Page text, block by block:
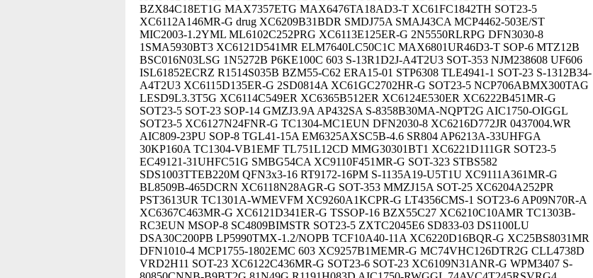
BZX84C18ET1G MAX7357ETG MAX6476TA18AD3-T XC61FC1842TH SOT23-5
XC6112A146MR-G drug XC6209B31BDR SMDJ75A SMAJ43CA MCP4462-503E/ST
MIC2003-1.2YML ML6102C252PRG XC6113E125ER-G 2N5550RLRPG DFN3030-8
1SMA5930BT3 XC6121D541MR ELM7640LC50C1C MAX6801UR46D3-T SOP-6 MTZ12B
BSC016N03LSG 1N5272B P6KE100C 603 S-13R1D2J-A4T2U3 SOT-353 NJM238608 UF606
ISL61852ECRZ R1514S035B BZM55-C62 ERA15-01 STP6308 TLE4941-1 SOT-23 S-1312B34-
A4T2U3 XC6115D135ER-G 2SD0814A XC61GC2702HR-G SOT23-5 NCP706ABMX300TAG
LESD9L3.3T5G XC6114C549ER XC6365B512ER XC6124E530ER XC6222B451MR-G
SOT23-5 SOT-23 SOP-14 GMZJ3.9A AP432SA S-8358B30MA-NQPT2G AIC1750-OIGGL
SOT23-5 XC6127N24FNR-G TC1304-MC1EUN DFN2030-8 XC6216D772JR 0437004.WR
AIC809-23PU SOP-8 TGL41-15A EM6325AXSC5B-4.6 SR804 AP6213A-33UHFGA
30KP160A TC1304-VB1EMF TL751L12CD MMG30301BT1 XC6221D111GR SOT23-5
EC49121-31UHFC51G SMBG54CA XC9110F451MR-G SOT-323 STBS582
SDS1003TTEB220M QFN3x3-16 RT9172-16PM S-1135A19-U5T1U XC9111A361MR-G
BL8509B-465DCRN XC6118N28AGR-G SOT-353 MMZJ15A SOT-25 XC6204A252PR
PST3613UR TC1301A-WMEVFM XC9260A1KCPR-G LT4356CMS-1 SOT23-6 AP09N70R-A
XC6367C463MR-G XC6121D341ER-G TSSOP-16 BZX55C27 XC6210C10AMR TC1303B-
RC3EUN MSOP-8 SC4809BIMSTR SOT23-5 ZXTC2045E6 SD833-03 DS1100LU
DSA30C200PB LP5990TMX-1.2/NOPB TCF10A40-11A XC6220D16BQR-G XC25BS8031MR
DFN1010-4 MCP1755-1802EMC 603 XC9257B1MEMR-G MC74VHC126DTR2G CLL4738D
VRD2H11 SOT-23 XC6122C436MR-G SOT23-6 SOT-23 XC6109N31ANR-G WPM3407 S-